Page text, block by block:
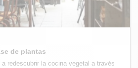
de plantas
redescubrir la cocina vegetal a través